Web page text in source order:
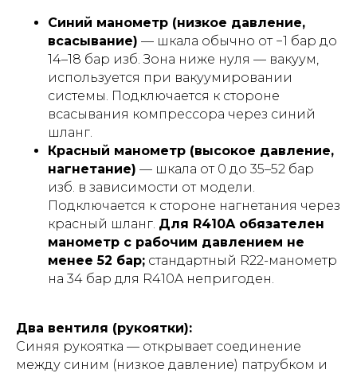
Синий манометр (низкое давление,
всасывание) — шкала обычно от −1 бар до
14–18 бар изб. Зона ниже нуля — вакуум,
используется при вакуумировании
системы. Подключается к стороне
всасывания компрессора через синий
шланг.
Красный манометр (высокое давление,
нагнетание) — шкала от 0 до 35–52 бар
изб. в зависимости от модели.
Подключается к стороне нагнетания через
красный шланг. Для R410A обязателен
манометр с рабочим давлением не
менее 52 бар; стандартный R22-манометр
на 34 бар для R410A непригоден.
Два вентиля (рукоятки):
Синяя рукоятка — открывает соединение
между синим (низкое давление) патрубком и